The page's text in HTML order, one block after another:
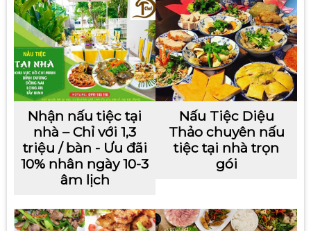
Nhận nấu tiệc tại
nhà – Chỉ với 1,3
triệu / bàn - Ưu đãi
10% nhân ngày 10-3
âm lịch
Nấu Tiệc Diệu
Thảo chuyên nấu
tiệc tại nhà trọn
gói